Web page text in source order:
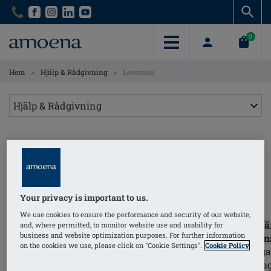
Skip
content
Skip
content
0
Hem > Hjälp & Rådgivning > Leverans
Fraktavgifter enligt nedan:
LeveransalternativDestinationLeveranskostnad
3-10
Your privacy is important to us.
We use cookies to ensure the performance and security of our website,
and, where permitted, to monitor website use and usability for
business and website optimization purposes. For further information
on the cookies we use, please click on "Cookie Settings". Cookie Policy